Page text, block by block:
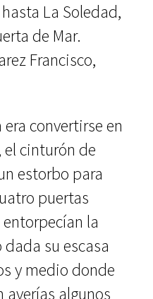
La Soledad,
de Mar.
Francisco,
conver­tirse en
cin­turón de
es­torbo para
puertas
la
su escasa
y medio donde
algunos